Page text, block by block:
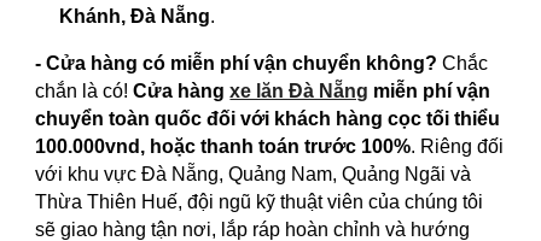
Khánh, Đà Nẵng.
- Cửa hàng có miễn phí vận chuyển không? Chắc
chắn là có!Cửa hàngxe lăn Đà Nẵng miễn phí vận
chuyển toàn quốc đối với khách hàng cọc tối thiểu
100.000vnd, hoặc thanh toán trước 100%. Riêng đối
với khu vực Đà Nẵng, Quảng Nam, Quảng Ngãi và
Thừa Thiên Huế, đội ngũ kỹ thuật viên của chúng tôi
sẽ giao hàng tận nơi, lắp ráp hoàn chỉnh và hướng